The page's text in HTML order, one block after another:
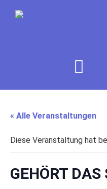
« Alle Veranstaltungen
Diese Veranstaltung hat
GEHÖRT